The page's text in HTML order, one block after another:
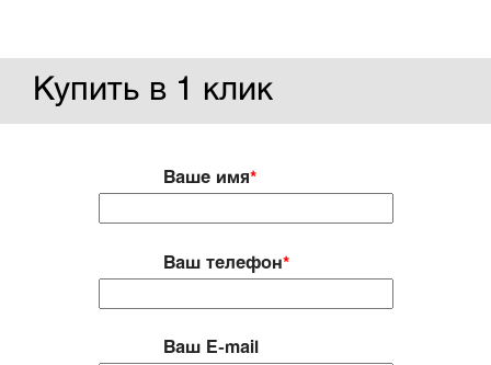
Купить в 1 клик
Ваше имя*
Ваш телефон*
Ваш E-mail